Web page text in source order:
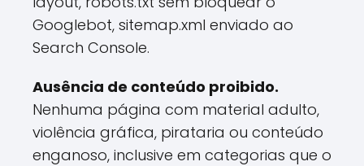
Googlebot, sitemap.xml enviado ao
Search Console.
Ausência de conteúdo proibido.
Nenhuma página com material adulto,
violência gráfica, pirataria ou conteúdo
enganoso, inclusive em categorias que o